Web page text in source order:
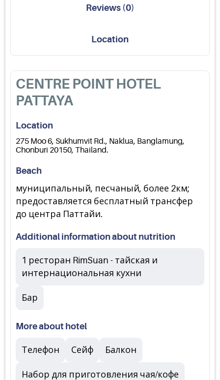
Reviews(0)
Location
CENTRE POINT HOTEL
PATTAYA
Location
275 Moo 6, Sukhumvit Rd., Naklua, Banglamung,
Chonburi 20150, Thailand.
Beach
муниципальный, песчаный, более 2км;
предоставляется бесплатный трансфер
до центра Паттайи.
Additional information about nutrition
1 ресторан RimSuan - тайская и
интернациональная кухни
Бар
More about hotel
Телефон Сейф Балкон
Набор для приготовления чая/кофе